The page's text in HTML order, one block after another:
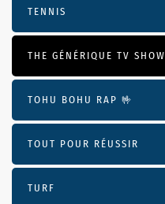
TENNIS
THE GÉNÉRIQUE TV SHOW
TOHU BOHU RAP 🤟
TOUT POUR RÉUSSIR
TURF